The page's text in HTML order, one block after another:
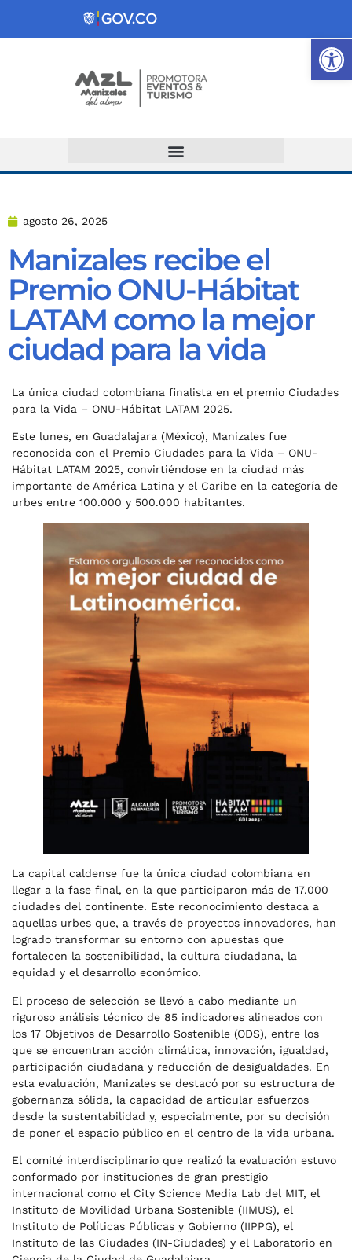
agosto 26, 2025
Manizales recibe el
Premio ONU-Hábitat
LATAM como la mejor
ciudad para la vida
La única ciudad colombiana finalista en el premio Ciudades
para la Vida – ONU-Hábitat LATAM 2025.
Este lunes, en Guadalajara (México), Manizales fue
reconocida con el Premio Ciudades para la Vida – ONU-
Hábitat LATAM 2025, convirtiéndose en la ciudad más
importante de América Latina y el Caribe en la categoría de
urbes entre 100.000 y 500.000 habitantes.
La capital caldense fue la única ciudad colombiana en
llegar a la fase final, en la que participaron más de 17.000
ciudades del continente. Este reconocimiento destaca a
aquellas urbes que, a través de proyectos innovadores, han
logrado transformar su entorno con apuestas que
fortalecen la sostenibilidad, la cultura ciudadana, la
equidad y el desarrollo económico.
El proceso de selección se llevó a cabo mediante un
riguroso análisis técnico de 85 indicadores alineados con
los 17 Objetivos de Desarrollo Sostenible (ODS), entre los
que se encuentran acción climática, innovación, igualdad,
participación ciudadana y reducción de desigualdades. En
esta evaluación, Manizales se destacó por su estructura de
gobernanza sólida, la capacidad de articular esfuerzos
desde la sustentabilidad y, especialmente, por su decisión
de poner el espacio público en el centro de la vida urbana.
El comité interdisciplinario que realizó la evaluación estuvo
conformado por instituciones de gran prestigio
internacional como el City Science Media Lab del MIT, el
Instituto de Movilidad Urbana Sostenible (IIMUS), el
Instituto de Políticas Públicas y Gobierno (IIPPG), el
Instituto de las Ciudades (IN-Ciudades) y el Laboratorio en